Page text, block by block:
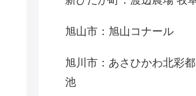
旭山市：旭山コナール
旭川市：あさひかわ北彩
池